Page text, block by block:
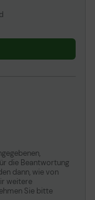
die Beantwortung
dann, wie von
weitere
Sie bitte